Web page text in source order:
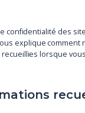
confidentialité des
explique
lorsque